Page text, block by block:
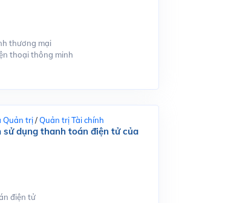
thương mại
thoại thông minh
Quản trị/Quản trị Tài chính
sử dụng thanh toán điện tử của
điện tử